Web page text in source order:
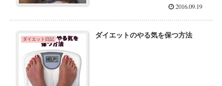
2016.09.19
ダイエット日記 ダイエットのやる気を保つ方法